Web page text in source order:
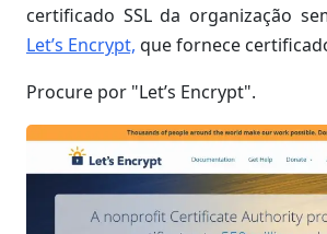
certificado SSL da organização
Let’s Encrypt, que fornece
Procure por "Let’s Encrypt".